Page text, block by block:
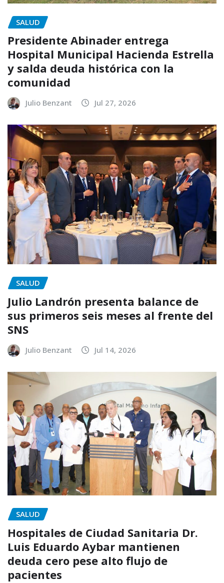
SALUD
Presidente Abinader entrega
Hospital Municipal Hacienda Estrella
y salda deuda histórica con la
comunidad
Julio Benzant Jul 27, 2026
SALUD
Julio Landrón presenta balance de
sus primeros seis meses al frente del
SNS
Julio Benzant Jul 14, 2026
SALUD
Hospitales de Ciudad Sanitaria Dr.
Luis Eduardo Aybar mantienen
deuda cero pese alto flujo de
pacientes